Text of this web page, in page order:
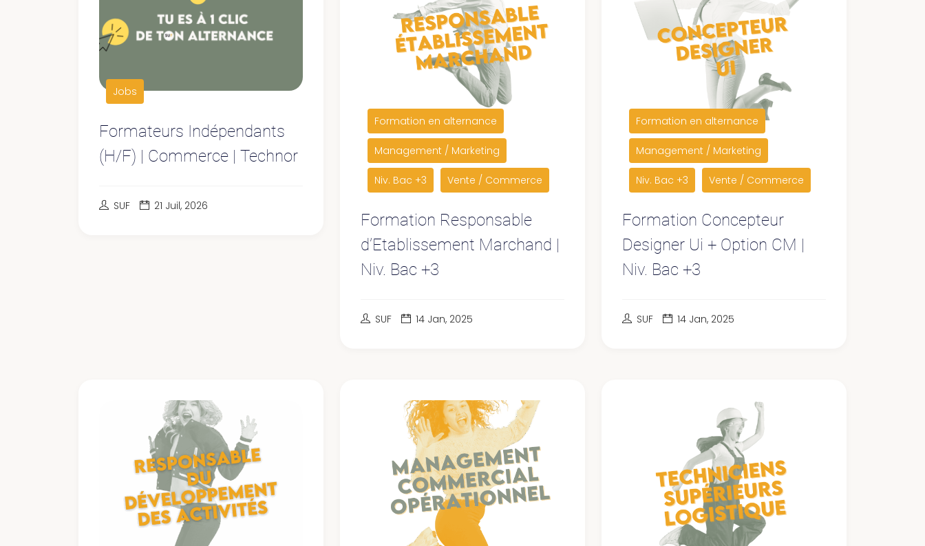
Jobs
Formateurs Indépendants
(H/F) | Commerce | Technor
SUF 21 Juil, 2026
Formation en alternance
Management / Marketing
Niv. Bac +3 Vente / Commerce
Formation Responsable
d’Etablissement Marchand |
Niv. Bac +3
SUF 14 Jan, 2025
Formation en alternance
Management / Marketing
Niv. Bac +3 Vente / Commerce
Formation Concepteur
Designer Ui + Option CM |
Niv. Bac +3
SUF 14 Jan, 2025